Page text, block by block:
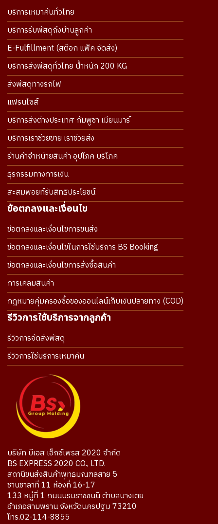
บริการเหมาคันทั่วไทย
บริการรับพัสดุถึงบ้านลูกค้า
E-Fulfillment (สต๊อก แพ็ค จัดส่ง)
บริการส่งพัสดุทั่วไทย น้ำหนัก 200 KG
ส่งพัสดุทางรถไฟ
แฟรนไซส์
บริการส่งต่างประเทศ กัมพูชา เมียนมาร์
บริการเราช่วยขาย เราช่วยส่ง
ร้านค้าจำหน่ายสินค้า อุปโภค บริโภค
ธุรกรรมทางการเงิน
สะสมพอยท์รับสิทธิประโยชน์
ข้อตกลงและเงื่อนไข
ข้อตกลงและเงื่อนไขการขนส่ง
ข้อตกลงและเงื่อนไขในการใช้บริการ BS Booking
ข้อตกลงและเงื่อนไขการสั่งซื้อสินค้า
การเคลมสินค้า
กฎหมายคุ้มครองซื้อของออนไลน์เก็บเงินปลายทาง (COD)
รีวิวการใช้บริการจากลูกค้า
รีวิวการจัดส่งพัสดุ
รีวิวการใช้บริการเหมาคัน
บริษัท บีเอส เอ็กซ์เพรส 2020 จำกัด
BS EXPRESS 2020 CO., LTD.
สถานีขนส่งสินค้าพุทธมณฑลสาย 5
ชานชาลาที่ 11 ห้องที่ 16-17
133 หมู่ที่ 1 ถนนบรมราชชนนี ตำบลบางเตย
อำเภอสามพราน จังหวัดนครปฐม 73210
โทร.02-114-8855